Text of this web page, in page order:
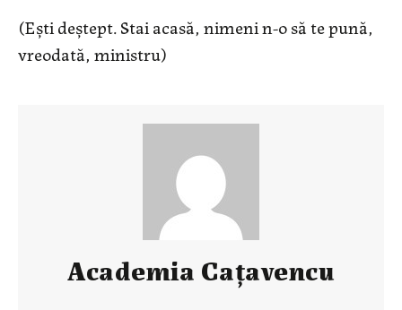
(Ești deștept. Stai acasă, nimeni n-o să te pună,
vreodată, ministru)
Academia Caţavencu